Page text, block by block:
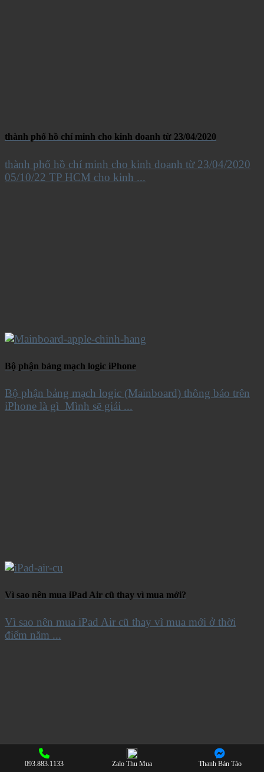
thành phố hồ chí minh cho kinh doanh từ 23/04/2020
thành phố hồ chí minh cho kinh doanh từ 23/04/2020
05/10/22 TP HCM cho kinh ...
Bộ phận bảng mạch logic iPhone
Bộ phận bảng mạch logic (Mainboard) thông báo trên
iPhone là gì Mình sẽ giải ...
Vì sao nên mua iPad Air cũ thay vì mua mới?
Vì sao nên mua iPad Air cũ thay vì mua mới ở thời
điểm năm ...
093.883.1133 Zalo Thu Mua Thanh Bán Táo